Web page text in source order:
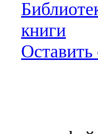
книги
Оставить